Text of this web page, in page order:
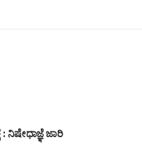
ನಿಷೇಧಾಜ್ಞೆ ಜಾರಿ